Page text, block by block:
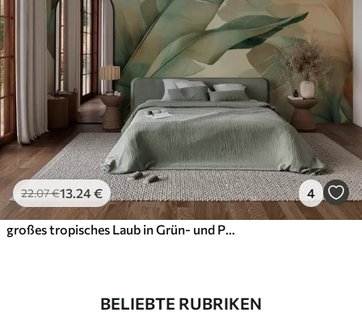
22.07€13 .24€ 4
BELIEBTE RUBRIKEN